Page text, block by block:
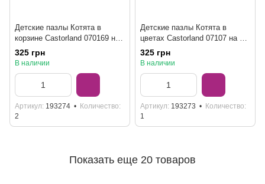
Детские пазлы Котята в
корзине Castorland 070169 на
70 элементов
325 грн
В наличии
Артикул 193274
Количество
2
Детские пазлы Котята в
цветах Castorland 07107 на 70
элементов
325 грн
В наличии
Артикул 193273
Количество
1
Показать еще 20 товаров